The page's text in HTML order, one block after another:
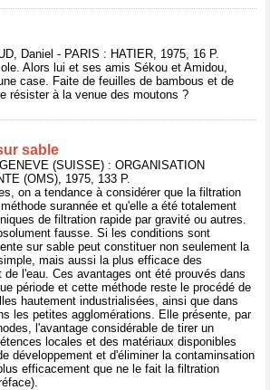
Daniel - PARIS : HATIER, 1975, 16 P.
Alors lui et ses amis Sékou et Amidou,
case. Faite de feuilles de bambous et de
résister à la venue des moutons ?
sable
(SUISSE) : ORGANISATION
(OMS), 1975, 133 P.
on a tendance à considérer que la filtration
surannée et qu'elle a été totalement
de filtration rapide par gravité ou autres.
fausse. Si les conditions sont
sur sable peut constituer non seulement la
mais aussi la plus efficace des
l'eau. Ces avantages ont été prouvés dans
période et cette méthode reste le procédé de
hautement industrialisées, ainsi que dans
les petites agglomérations. Elle présente, par
l'avantage considérable de tirer un
locales et des matériaux disponibles
développement et d'éliminer la contaminsation
efficacement que ne le fait la filtration